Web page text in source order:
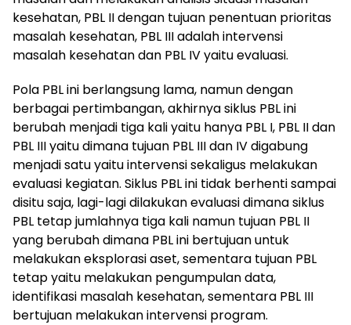
kesehatan, PBL II dengan tujuan penentuan prioritas
masalah kesehatan, PBL III adalah intervensi
masalah kesehatan dan PBL IV yaitu evaluasi.
Pola PBL ini berlangsung lama, namun dengan
berbagai pertimbangan, akhirnya siklus PBL ini
berubah menjadi tiga kali yaitu hanya PBL I, PBL II dan
PBL III yaitu dimana tujuan PBL III dan IV digabung
menjadi satu yaitu intervensi sekaligus melakukan
evaluasi kegiatan. Siklus PBL ini tidak berhenti sampai
disitu saja, lagi-lagi dilakukan evaluasi dimana siklus
PBL tetap jumlahnya tiga kali namun tujuan PBL II
yang berubah dimana PBL ini bertujuan untuk
melakukan eksplorasi aset, sementara tujuan PBL
tetap yaitu melakukan pengumpulan data,
identifikasi masalah kesehatan, sementara PBL III
bertujuan melakukan intervensi program.